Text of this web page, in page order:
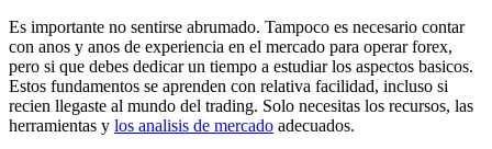
Es importante no sentirse abrumado. Tampoco es necesario contar
con anos y anos de experiencia en el mercado para operar forex,
pero si que debes dedicar un tiempo a estudiar los aspectos basicos.
Estos fundamentos se aprenden con relativa facilidad, incluso si
recien llegaste al mundo del trading. Solo necesitas los recursos, las
herramientas y los analisis de mercado adecuados.